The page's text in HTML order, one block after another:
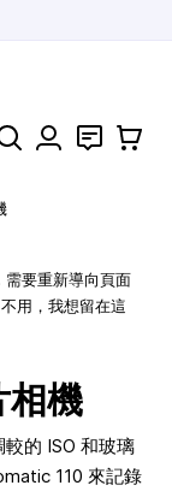
聯絡 購物車
. 需要重新導向頁面
不用，我想留在這
機
的 ISO 和玻璃
110 來記錄